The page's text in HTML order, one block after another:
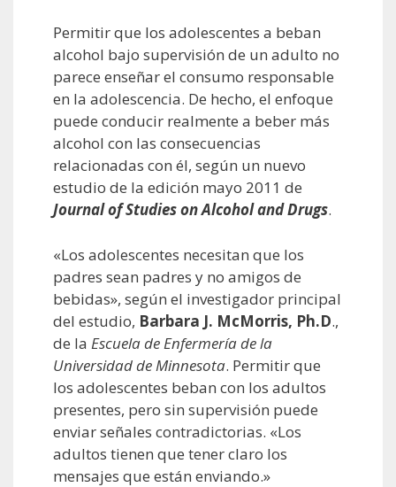
Permitir que los adolescentes a beban
alcohol bajo supervisión de un adulto no
parece enseñar el consumo responsable
en la adolescencia. De hecho, el enfoque
puede conducir realmente a beber más
alcohol con las consecuencias
relacionadas con él, según un nuevo
estudio de la edición mayo 2011 de
Journal of Studies on Alcohol and Drugs.
«Los adolescentes necesitan que los
padres sean padres y no amigos de
bebidas», según el investigador principal
del estudio, Barbara J. McMorris, Ph.D.,
de la Escuela de Enfermería de la
Universidad de Minnesota. Permitir que
los adolescentes beban con los adultos
presentes, pero sin supervisión puede
enviar señales contradictorias. «Los
adultos tienen que tener claro los
mensajes que están enviando.»